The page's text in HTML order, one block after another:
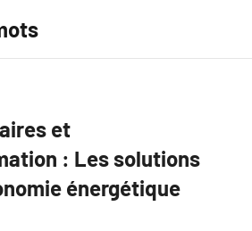
et
: Les solutions
énergétique